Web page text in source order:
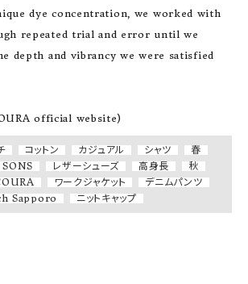
dye concentration, we worked with
repeated trial and error until we
depth and vibrancy we were satisfied
official website)
コットン カジュアル シャツ
春
レザーシューズ 高身長
秋
ワークジャケット
デニムパンツ
Sapporo ニットキャップ